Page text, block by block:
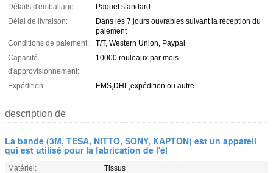
Détails d'emballage:
Paquet standard
Délai de livraison:
Dans les 7 jours ouvrables suivant la réception du
paiement
Conditions de paiement:
T/T, Western Union, Paypal
Capacité
d'approvisionnement:
10000 rouleaux par mois
Expédition: EMS,DHL,expédition ou autre
description de
La bande (3M, TESA, NITTO, SONY, KAPTON) est un appareil
qui est utilisé pour la fabrication de l'él
Matériel:
Tissus